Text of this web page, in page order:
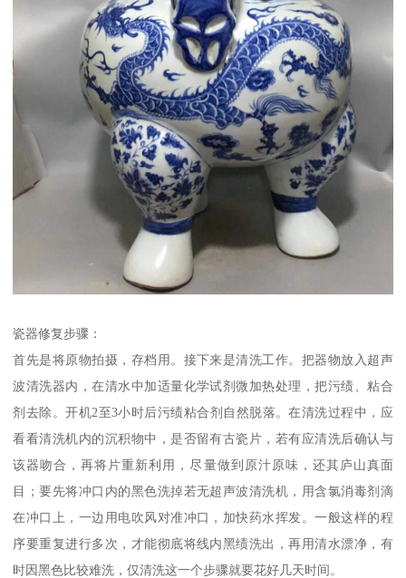
瓷器修复步骤：
首先是将原物拍摄，存档用。接下来是清洗工作。把器物放入超声
波清洗器内，在清水中加适量化学试剂微加热处理，把污绩、粘合
剂去除。开机2至3小时后污绩粘合剂自然脱落。在清洗过程中，应
看看清洗机内的沉积物中，是否留有古瓷片，若有应清洗后确认与
该器吻合，再将片重新利用，尽量做到原汁原味，还其庐山真面
目；要先将冲口内的黑色洗掉若无超声波清洗机，用含氯消毒剂滴
在冲口上，一边用电吹风对准冲口，加快药水挥发。一般这样的程
序要重复进行多次，才能彻底将线内黑绩洗出，再用清水漂净，有
时因黑色比较难洗，仅清洗这一个步骤就要花好几天时间。